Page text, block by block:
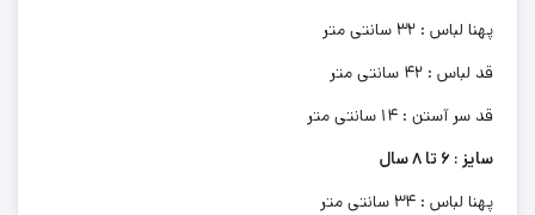
پهنا لباس : 32 سانتی متر
قد لباس : 42 سانتی متر
قد سر آستن : 14 سانتی متر
سایز : 6 تا 8 سال
پهنا لباس : 34 سانتی متر